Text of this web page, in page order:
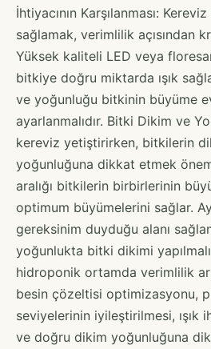
İhtiyacının Karşılanması:
sağlamak, verimlilik açısından
Yüksek kaliteli LED veya
bitkiye doğru miktarda ışık
ve yoğunluğu bitkinin büyüme
ayarlanmalıdır. Bitki Dikim ve
kereviz yetiştirirken, bitkilerin
yoğunluğuna dikkat etmek
aralığı bitkilerin birbirlerinin
optimum büyümelerini sağlar.
gereksinim duyduğu alanı
yoğunlukta bitki dikimi
hidroponik ortamda verimlilik
besin çözeltisi optimizasyonu,
seviyelerinin iyileştirilmesi, ışık
ve doğru dikim yoğunluğuna